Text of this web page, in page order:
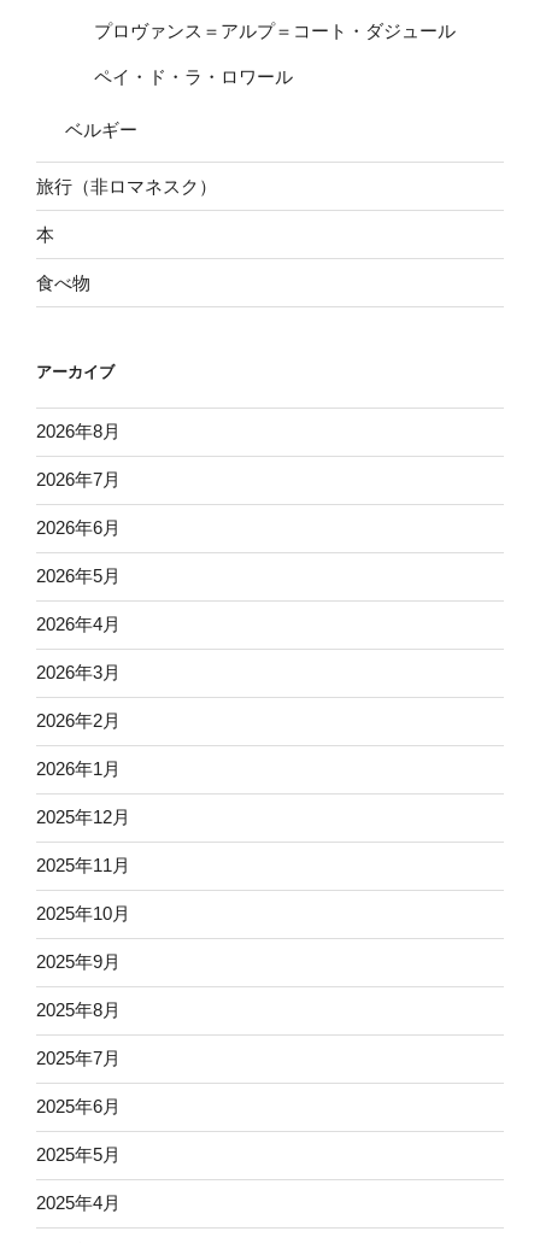
プロヴァンス＝アルプ＝コート・ダジュール
ペイ・ド・ラ・ロワール
ベルギー
旅行（非ロマネスク）
本
食べ物
アーカイブ
2026年8月
2026年7月
2026年6月
2026年5月
2026年4月
2026年3月
2026年2月
2026年1月
2025年12月
2025年11月
2025年10月
2025年9月
2025年8月
2025年7月
2025年6月
2025年5月
2025年4月